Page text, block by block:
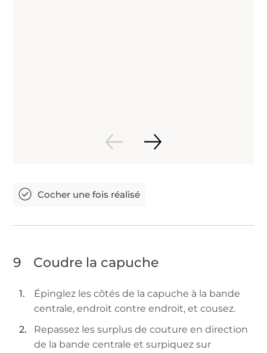
9 Coudre la capuche
Épinglez les côtés de la capuche à la bande
centrale, endroit contre endroit, et cousez.
Repassez les surplus de couture en direction
de la bande centrale et surpiquez sur